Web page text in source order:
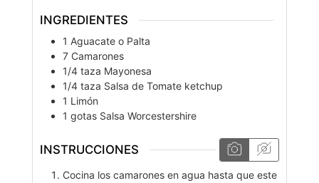
INGREDIENTES
1 Aguacate o Palta
7 Camarones
1/4 taza Mayonesa
1/4 taza Salsa de Tomate ketchup
1 Limón
1 gotas Salsa Worcestershire
INSTRUCCIONES
Cocina los camarones en agua hasta que este